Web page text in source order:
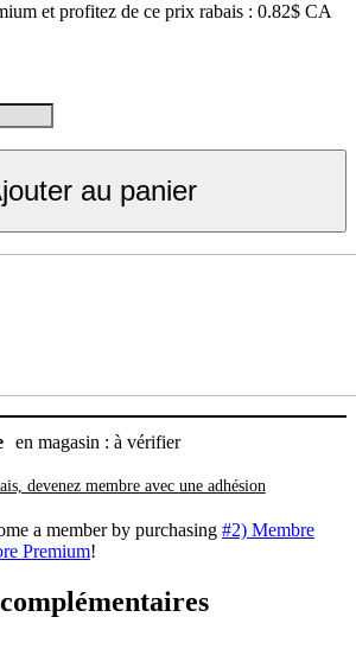
et profitez de ce prix rabais : 0.82$ CA
au panier
en magasin : à vérifier
devenez membre avec une adhésion
a member by purchasing #2) Membre
Premium!